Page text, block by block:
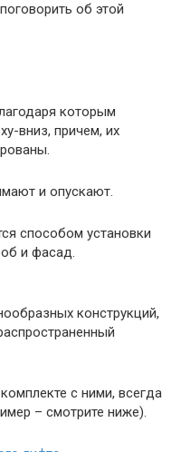
об этой
которым
вниз, причем, их
и опускают.
способом установки
и фасад.
конструкций,
с ними, всегда
– смотрите ниже).